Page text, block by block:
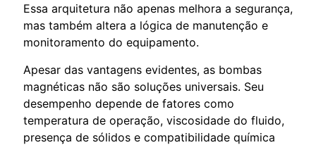
Essa arquitetura não apenas melhora a segurança,
mas também altera a lógica de manutenção e
monitoramento do equipamento.
Apesar das vantagens evidentes, as bombas
magnéticas não são soluções universais. Seu
desempenho depende de fatores como
temperatura de operação, viscosidade do fluido,
presença de sólidos e compatibilidade química